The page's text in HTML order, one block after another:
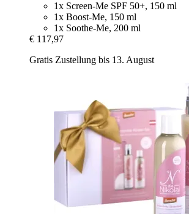
1x Screen-Me SPF 50+, 150 ml
1x Boost-Me, 150 ml
1x Soothe-Me, 200 ml
€ 117,97
Gratis Zustellung bis 13. August